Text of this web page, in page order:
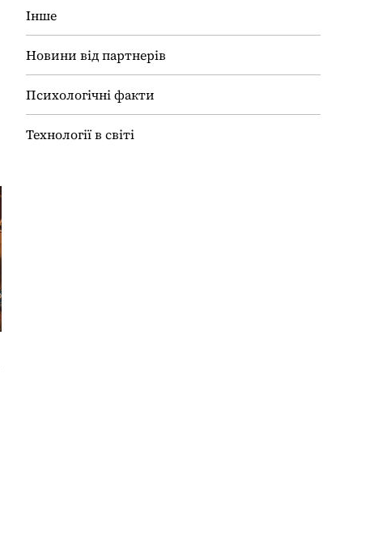
Інше
Новини від партнерів
Психологічні факти
Технології в світі